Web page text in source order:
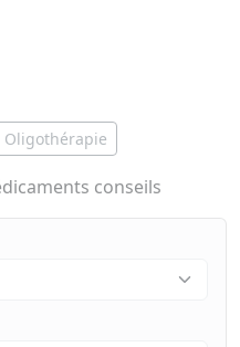
Oligothérapie
conseils